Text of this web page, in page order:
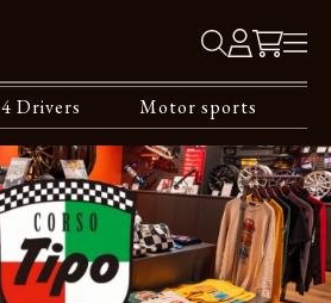
4 Drivers Motor sports